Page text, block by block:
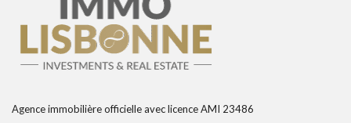
Agence immobilière officielle avec licence AMI 23486